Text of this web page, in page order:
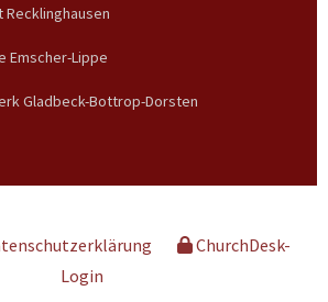
Emscher-Lippe
Gladbeck-Bottrop-Dorsten
ChurchDesk-
Login